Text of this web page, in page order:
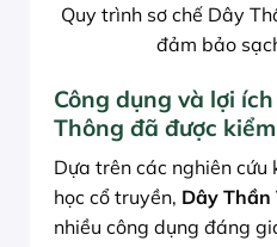
Quy trình sơ chế Dây
đảm bảo
Công dụng và lợi
Thông đã được
Dựa trên các nghiên cứu
học cổ truyền, Dây Thần
nhiều công dụng đáng